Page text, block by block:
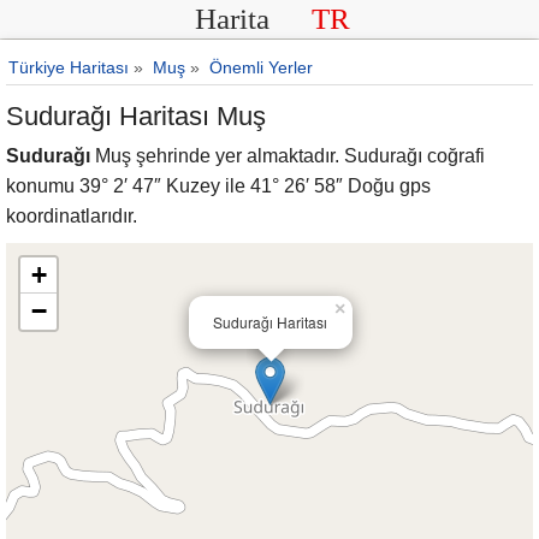
Harita TR
Türkiye Haritası » Muş » Önemli Yerler
Sudurağı Haritası Muş
Sudurağı Muş şehrinde yer almaktadır. Sudurağı coğrafi
konumu 39° 2′ 47″ Kuzey ile 41° 26′ 58″ Doğu gps
koordinatlarıdır.
Sudurağı Haritası
×
+
−